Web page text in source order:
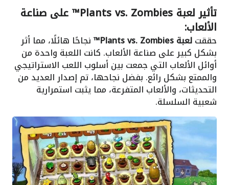
تأثير لعبة Plants vs. Zombies™ على صناعة
الألعاب:
حققتلعبة Plants vs. Zombies™ نجاحًا هائلًا، مما أثر
بشكل كبير على صناعة الألعاب. كانت اللعبة واحدة من
أوائل الألعاب التي جمعت بين أسلوب اللعب الاستراتيجي
والممتع بشكل رائع. بفضل نجاحها، تم إصدار العديد من
التحديثات، والألعاب المتفرعة، مما يثبت استمرارية
شعبية السلسلة.